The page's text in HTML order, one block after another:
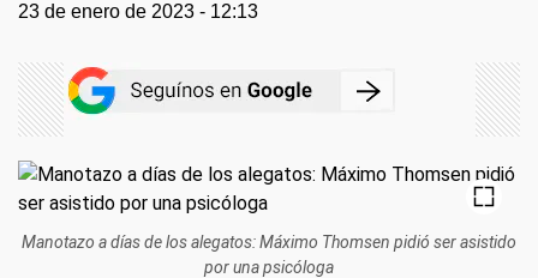
23 de enero de 2023 - 12:13
Manotazo a días de los alegatos: Máximo Thomsen pidió ser asistido
por una psicóloga